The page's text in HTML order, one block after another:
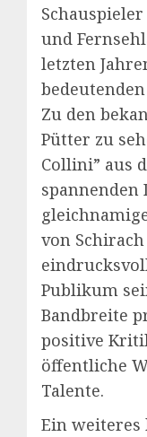
und
letzten
Zu den
Pütter zu
Collini” aus
spannenden
von
Publikum
Bandbreite
positive
öffentliche
Talente.
Ein weiteres